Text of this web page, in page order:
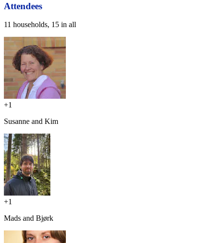
Attendees
11 households, 15 in all
+1
Susanne and Kim
+1
Mads and Bjørk